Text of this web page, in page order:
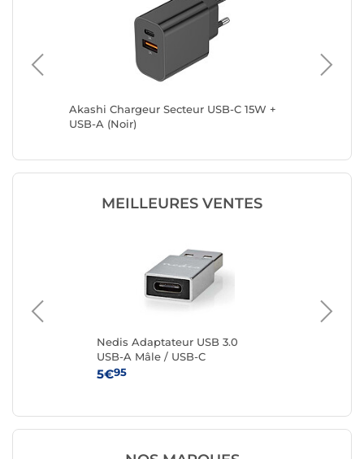
Akashi Chargeur Secteur USB-C 15W +
USB-A (Noir)
MEILLEURES VENTES
Nedis Adaptateur USB 3.0
USB-A Mâle / USB-C
5€95